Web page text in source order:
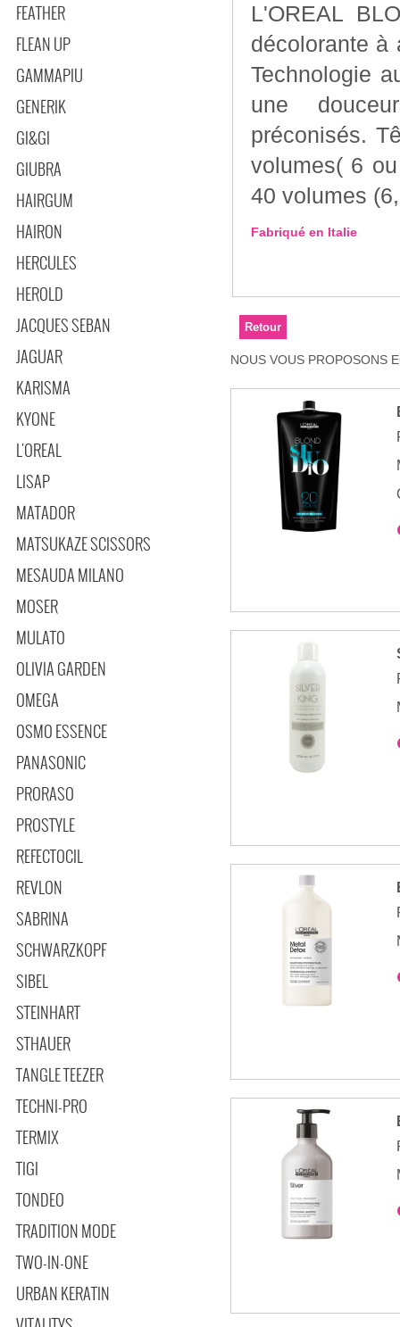
FEATHER
FLEAN UP
GAMMAPIU
GENERIK
GI&GI
GIUBRA
HAIRGUM
HAIRON
HERCULES
HEROLD
JACQUES SEBAN
JAGUAR
KARISMA
KYONE
L'OREAL
LISAP
MATADOR
MATSUKAZE SCISSORS
MESAUDA MILANO
MOSER
MULATO
OLIVIA GARDEN
OMEGA
OSMO ESSENCE
PANASONIC
PRORASO
PROSTYLE
REFECTOCIL
REVLON
SABRINA
SCHWARZKOPF
SIBEL
STEINHART
STHAUER
TANGLE TEEZER
TECHNI-PRO
TERMIX
TIGI
TONDEO
TRADITION MODE
TWO-IN-ONE
URBAN KERATIN
L'OREAL
décolorante à action rapide.
Technologie
une
préconisés.
volumes( 6
40 volumes
Fabriqué en Italie
NOUS VOUS PROPOSONS